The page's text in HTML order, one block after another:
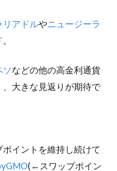
リアドルやニュージーラ
。
ソなどの他の高金利通貨
大きな見返りが期待で
イントを維持し続けて
(←スワップポイン